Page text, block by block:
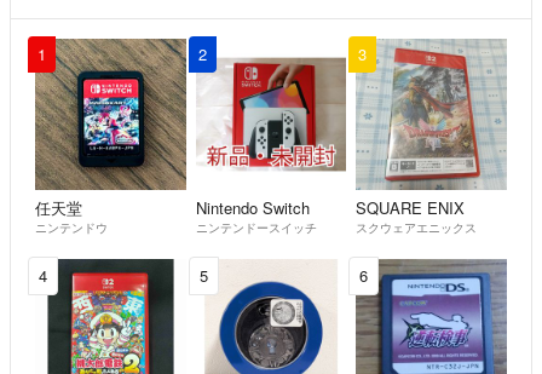
1
任天堂
ニンテンドウ
2
Nintendo Switch
ニンテンドースイッチ
3
SQUARE ENIX
スクウェアエニックス
4 5 6